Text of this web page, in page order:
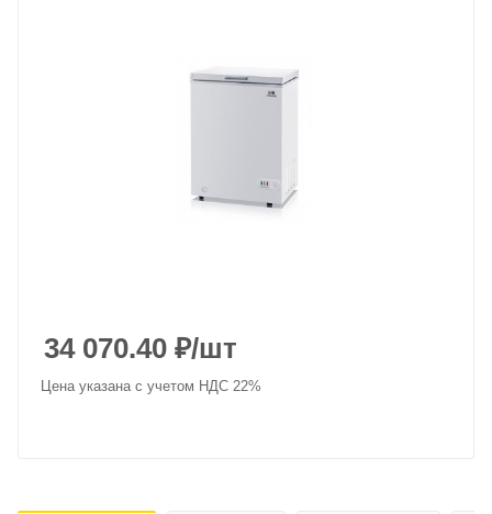
34 070.40 ₽/шт
Цена указана с учетом НДС 22%